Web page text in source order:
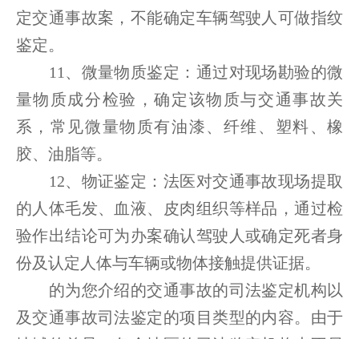
定交通事故案，不能确定车辆驾驶人可做指纹
鉴定。
11、微量物质鉴定：通过对现场勘验的微
量物质成分检验，确定该物质与交通事故关
系，常见微量物质有油漆、纤维、塑料、橡
胶、油脂等。
12、物证鉴定：法医对交通事故现场提取
的人体毛发、血液、皮肉组织等样品，通过检
验作出结论可为办案确认驾驶人或确定死者身
份及认定人体与车辆或物体接触提供证据。
的为您介绍的交通事故的司法鉴定机构以
及交通事故司法鉴定的项目类型的内容。由于